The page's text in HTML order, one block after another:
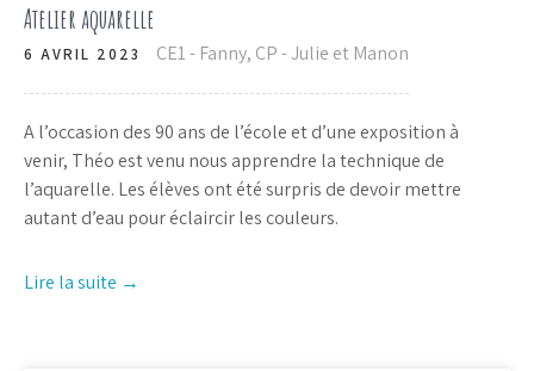
Atelier aquarelle
6 AVRIL 2023 CE1 - Fanny, CP - Julie et Manon
A l’occasion des 90 ans de l’école et d’une exposition à
venir, Théo est venu nous apprendre la technique de
l’aquarelle. Les élèves ont été surpris de devoir mettre
autant d’eau pour éclaircir les couleurs.
Lire la suite →